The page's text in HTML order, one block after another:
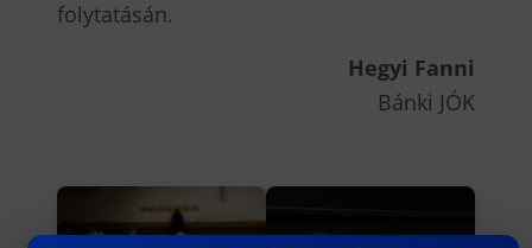
folytatásán.
Hegyi Fanni
Bánki JÓK